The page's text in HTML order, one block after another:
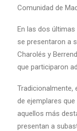
Comunidad de
En las dos
se presentaron a
Charolés y
que participaron
Tradicionalmente,
de ejemplares
aquellos más
presentan a